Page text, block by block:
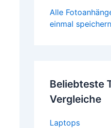
Alle
einmal speichern
Beliebteste
Vergleiche
Laptops